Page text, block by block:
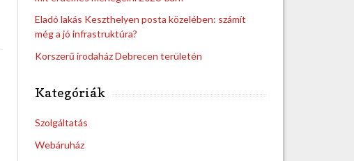
Eladó lakás Keszthelyen posta közelében: számít
még a jó infrastruktúra?
Korszerű irodaház Debrecen területén
Kategóriák
Szolgáltatás
Webáruház